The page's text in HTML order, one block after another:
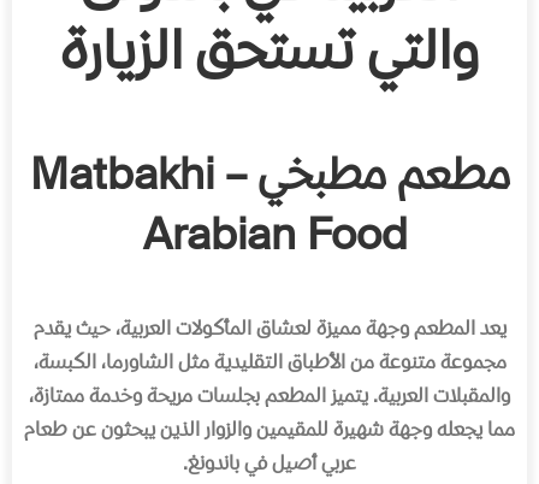
والتي تستحق الزيارة
مطعم مطبخي – Matbakhi
Arabian Food
يعد المطعم وجهة مميزة لعشاق المأكولات العربية، حيث يقدم
مجموعة متنوعة من الأطباق التقليدية مثل الشاورما، الكبسة،
والمقبلات العربية.يتميز المطعم بجلسات مريحة وخدمة ممتازة،
مما يجعله وجهة شهيرة للمقيمين والزوار الذين يبحثون عن طعام
عربي أصيل في باندونغ.